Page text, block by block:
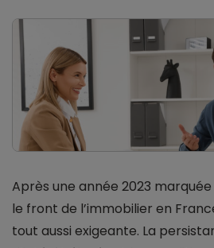
Après une année 2023
le front de l’immobilier en
tout aussi exigeante. La